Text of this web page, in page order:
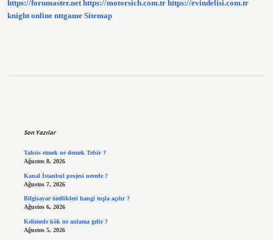
https://forumaster.net https://motorsich.com.tr https://evindelisi.com.tr
knight online nttgame Sitemap
Son Yazılar
Tahsis etmek ne demek Tefsir ?
Ağustos 8, 2026
Kanal İstanbul projesi nerede ?
Ağustos 7, 2026
Bilgisayar özellikleri hangi tuşla açılır ?
Ağustos 6, 2026
Kelimede kök ne anlama gelir ?
Ağustos 5, 2026